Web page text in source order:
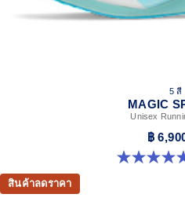
5 สี
MAGIC
Unisex
฿
4.7 จาก 5 ดาว 328 รีวิว
สินค้าลดราคา